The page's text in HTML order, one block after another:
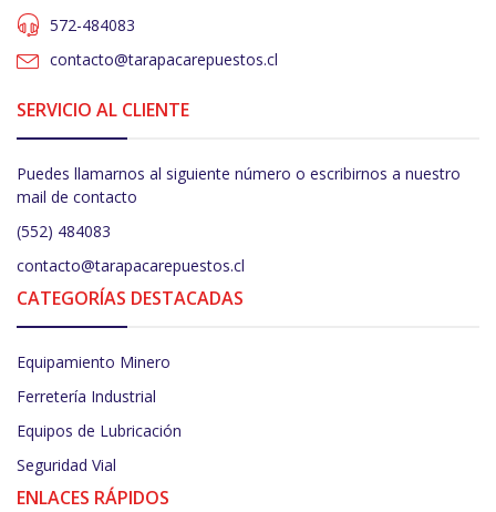
572-484083
contacto@tarapacarepuestos.cl
SERVICIO AL CLIENTE
Puedes llamarnos al siguiente número o escribirnos a nuestro
mail de contacto
(552) 484083
contacto@tarapacarepuestos.cl
CATEGORÍAS DESTACADAS
Equipamiento Minero
Ferretería Industrial
Equipos de Lubricación
Seguridad Vial
ENLACES RÁPIDOS